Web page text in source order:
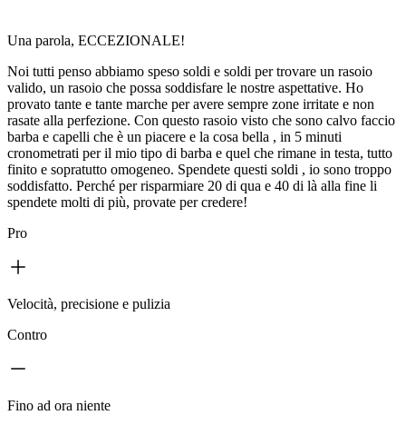
Una parola, ECCEZIONALE!
Noi tutti penso abbiamo speso soldi e soldi per trovare un rasoio
valido, un rasoio che possa soddisfare le nostre aspettative. Ho
provato tante e tante marche per avere sempre zone irritate e non
rasate alla perfezione. Con questo rasoio visto che sono calvo faccio
barba e capelli che è un piacere e la cosa bella , in 5 minuti
cronometrati per il mio tipo di barba e quel che rimane in testa, tutto
finito e sopratutto omogeneo. Spendete questi soldi , io sono troppo
soddisfatto. Perché per risparmiare 20 di qua e 40 di là alla fine li
spendete molti di più, provate per credere!
Pro
Velocità, precisione e pulizia
Contro
Fino ad ora niente